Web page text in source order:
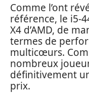
Comme l’ont
référence, le i5-
X4 d’AMD, de
termes de
multicœurs.
nombreux
définitivement
prix.